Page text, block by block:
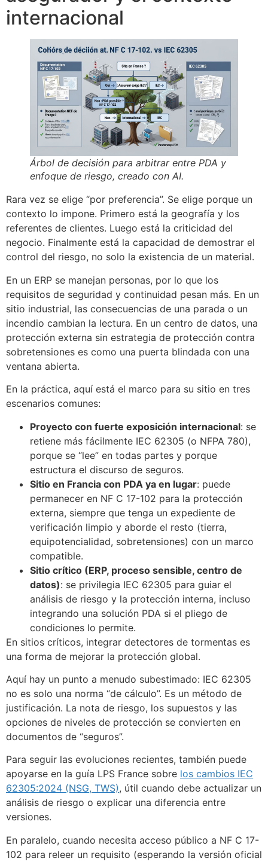
internacional
Árbol de decisión para arbitrar entre PDA y
enfoque de riesgo, creado con AI.
Rara vez se elige “por preferencia”. Se elige porque un
contexto lo impone. Primero está la geografía y los
referentes de clientes. Luego está la criticidad del
negocio. Finalmente está la capacidad de demostrar el
control del riesgo, no solo la existencia de un material.
En un ERP se manejan personas, por lo que los
requisitos de seguridad y continuidad pesan más. En un
sitio industrial, las consecuencias de una parada o un
incendio cambian la lectura. En un centro de datos, una
protección externa sin estrategia de protección contra
sobretensiones es como una puerta blindada con una
ventana abierta.
En la práctica, aquí está el marco para su sitio en tres
escenarios comunes:
Proyecto con fuerte exposición internacional: se
retiene más fácilmente IEC 62305 (o NFPA 780),
porque se “lee” en todas partes y porque
estructura el discurso de seguros.
Sitio en Francia con PDA ya en lugar: puede
permanecer en NF C 17-102 para la protección
externa, siempre que tenga un expediente de
verificación limpio y aborde el resto (tierra,
equipotencialidad, sobretensiones) con un marco
compatible.
Sitio crítico (ERP, proceso sensible, centro de
datos): se privilegia IEC 62305 para guiar el
análisis de riesgo y la protección interna, incluso
integrando una solución PDA si el pliego de
condiciones lo permite.
En sitios críticos, integrar detectores de tormentas es
una forma de mejorar la protección global.
Aquí hay un punto a menudo subestimado: IEC 62305
no es solo una norma “de cálculo”. Es un método de
justificación. La nota de riesgo, los supuestos y las
opciones de niveles de protección se convierten en
documentos de “seguros”.
Para seguir las evoluciones recientes, también puede
apoyarse en la guía LPS France sobre los cambios IEC
62305:2024 (NSG, TWS), útil cuando debe actualizar un
análisis de riesgo o explicar una diferencia entre
versiones.
En paralelo, cuando necesita acceso público a NF C 17-
102 para releer un requisito (esperando la versión oficial